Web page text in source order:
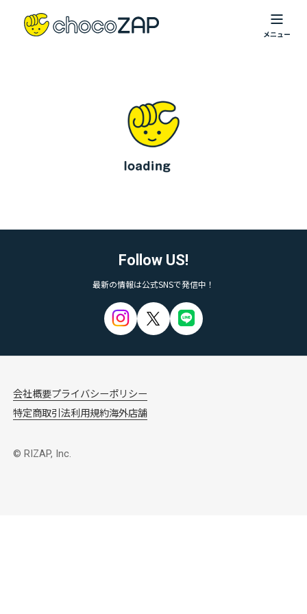
Follow US!
最新の情報は公式SNSで発信中！
会社概要プライバシーポリシー
特定商取引法利用規約海外店舗
© RIZAP, Inc.